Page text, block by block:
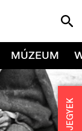
MÚZEUM
JEGYEK